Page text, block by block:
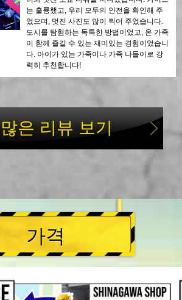
는 훌륭했고, 우리 모두의 안전을 확인해 주
었으며, 멋진 사진도 많이 찍어 주었습니다.
도시를 탐험하는 독특한 방법이었고, 온 가족
이 함께 즐길 수 있는 재미있는 경험이었습니
다. 아이가 있는 가족이나 가족 나들이로 강
력히 추천합니다!
은 리뷰 보기
가격